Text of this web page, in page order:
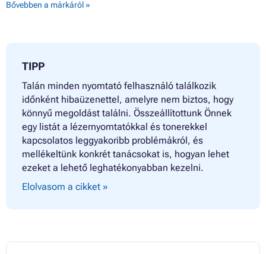
Bővebben a márkáról »
TIPP
Talán minden nyomtató felhasználó találkozik
időnként hibaüzenettel, amelyre nem biztos, hogy
könnyű megoldást találni. Összeállítottunk Önnek
egy listát a lézernyomtatókkal és tonerekkel
kapcsolatos leggyakoribb problémákról, és
mellékeltünk konkrét tanácsokat is, hogyan lehet
ezeket a lehető leghatékonyabban kezelni.
Elolvasom a cikket »